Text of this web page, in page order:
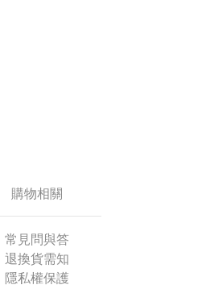
購物相關
常見問與答
退換貨需知
隱私權保護